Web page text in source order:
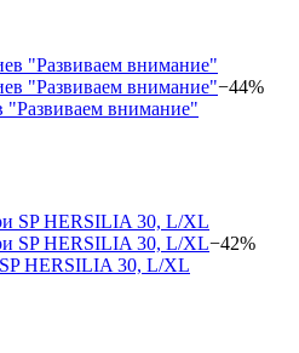
−44%
"Развиваем внимание"
−42%
HERSILIA 30, L/XL